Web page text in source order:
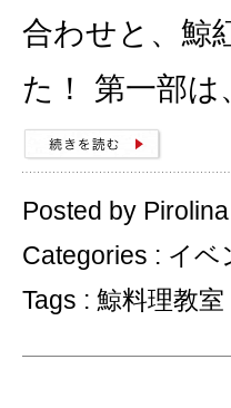
合わせと、鯨
た！ 第一部
Posted by
Categories : イベ
Tags : 鯨料理教室